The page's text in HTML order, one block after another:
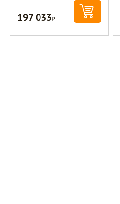
197 033Р